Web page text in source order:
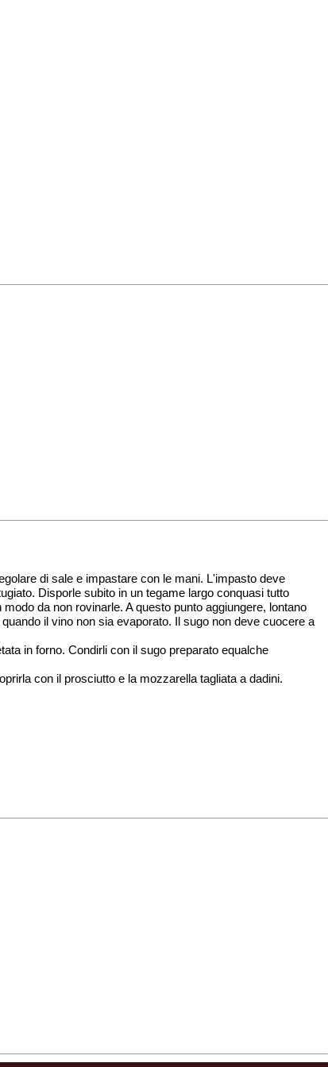
di sale e impastare con le mani. L'impasto deve
Disporle subito in un tegame largo conquasi tutto
da non rovinarle. A questo punto aggiungere, lontano
il vino non sia evaporato. Il sugo non deve cuocere a
in forno. Condirli con il sugo preparato equalche
con il prosciutto e la mozzarella tagliata a dadini.